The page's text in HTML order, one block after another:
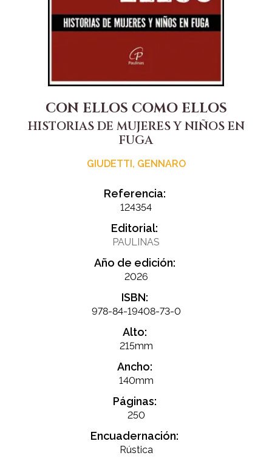
CON ELLOS COMO ELLOS
HISTORIAS DE MUJERES Y NIÑOS EN
FUGA
GIUDETTI, GENNARO
Referencia:
124354
Editorial:
PAULINAS
Año de edición:
2026
ISBN:
978-84-19408-73-0
Alto:
215mm
Ancho:
140mm
Páginas:
250
Encuadernación:
Rústica